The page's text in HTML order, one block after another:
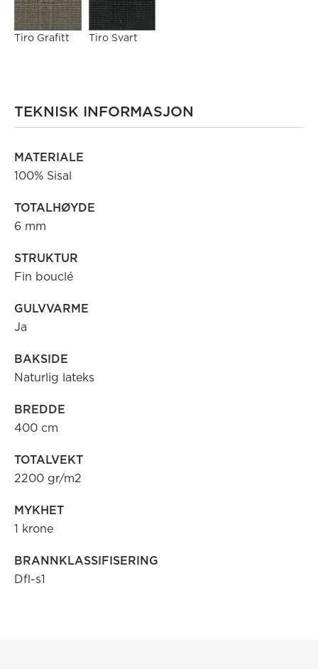
Tiro Grafitt Tiro Svart
TEKNISK INFORMASJON
MATERIALE
100% Sisal
TOTALHØYDE
6 mm
STRUKTUR
Fin bouclé
GULVVARME
Ja
BAKSIDE
Naturlig lateks
BREDDE
400 cm
TOTALVEKT
2200 gr/m2
MYKHET
1 krone
BRANNKLASSIFISERING
Dfl-s1